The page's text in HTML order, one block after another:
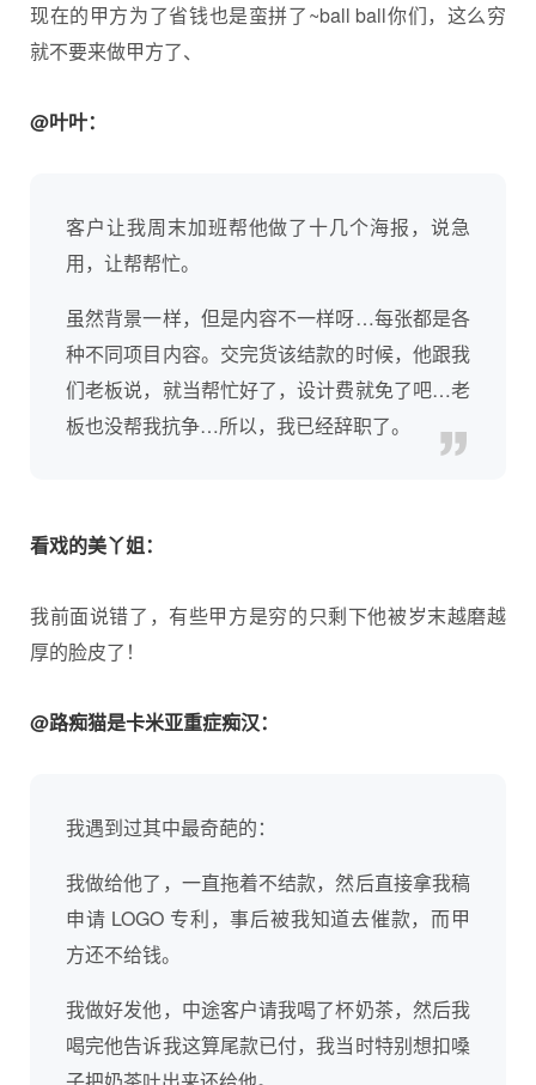
现在的甲方为了省钱也是蛮拼了~ball ball你们，这么穷
就不要来做甲方了、
@叶叶：
客户让我周末加班帮他做了十几个海报，说急
用，让帮帮忙。
虽然背景一样，但是内容不一样呀…每张都是各
种不同项目内容。交完货该结款的时候，他跟我
们老板说，就当帮忙好了，设计费就免了吧…老
板也没帮我抗争…所以，我已经辞职了。
看戏的美丫姐：
我前面说错了，有些甲方是穷的只剩下他被岁末越磨越
厚的脸皮了！
@路痴猫是卡米亚重症痴汉：
我遇到过其中最奇葩的：
我做给他了，一直拖着不结款，然后直接拿我稿
申请 LOGO 专利，事后被我知道去催款，而甲
方还不给钱。
我做好发他，中途客户请我喝了杯奶茶，然后我
喝完他告诉我这算尾款已付，我当时特别想扣嗓